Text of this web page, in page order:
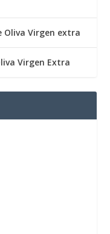
Oliva Virgen extra
Virgen Extra